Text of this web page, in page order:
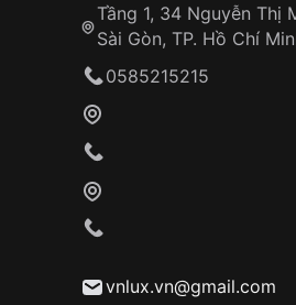
Tầng 1, 34 Nguyễn Thị
Sài Gòn, TP. Hồ Chí
0585215215
vnlux.vn@gmail.com